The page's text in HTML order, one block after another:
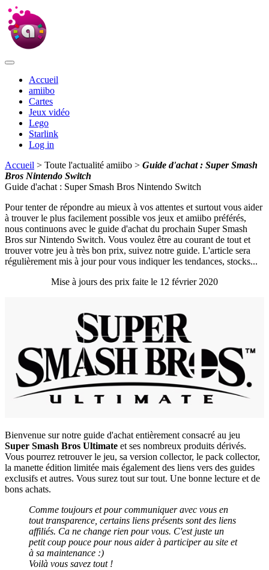
Accueil
amiibo
Cartes
Jeux vidéo
Lego
Starlink
Log in
Accueil > Toute l'actualité amiibo > Guide d'achat : Super Smash
Bros Nintendo Switch
Guide d'achat : Super Smash Bros Nintendo Switch
Pour tenter de répondre au mieux à vos attentes et surtout vous aider
à trouver le plus facilement possible vos jeux et amiibo préférés,
nous continuons avec le guide d'achat du prochain Super Smash
Bros sur Nintendo Switch. Vous voulez être au courant de tout et
trouver votre jeu à très bon prix, suivez notre guide. L'article sera
régulièrement mis à jour pour vous indiquer les tendances, stocks...
Mise à jours des prix faite le 12 février 2020
Bienvenue sur notre guide d'achat entièrement consacré au jeu
Super Smash Bros Ultimate et ses nombreux produits dérivés.
Vous pourrez retrouver le jeu, sa version collector, le pack collector,
la manette édition limitée mais également des liens vers des guides
exclusifs et autres. Vous surez tout sur tout. Une bonne lecture et de
bons achats.
Comme toujours et pour communiquer avec vous en
tout transparence, certains liens présents sont des liens
affiliés. Ca ne change rien pour vous. C'est juste un
petit coup pouce pour nous aider à participer au site et
à sa maintenance :)
Voilà vous savez tout !